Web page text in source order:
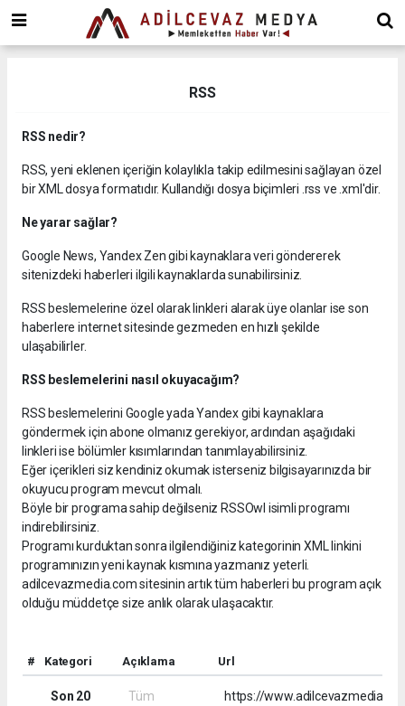
chat
ankara
iluma
RSS
RSS nedir?
RSS, yeni eklenen içeriğin kolaylıkla takip edilmesini sağlayan özel
bir XML dosya formatıdır. Kullandığı dosya biçimleri .rss ve .xml'dir.
Ne yarar sağlar?
Google News, Yandex Zen gibi kaynaklara veri göndererek
sitenizdeki haberleri ilgili kaynaklarda sunabilirsiniz.
RSS beslemelerine özel olarak linkleri alarak üye olanlar ise son
haberlere internet sitesinde gezmeden en hızlı şekilde
ulaşabilirler.
RSS beslemelerini nasıl okuyacağım?
RSS beslemelerini Google yada Yandex gibi kaynaklara
göndermek için abone olmanız gerekiyor, ardından aşağıdaki
linkleri ise bölümler kısımlarından tanımlayabilirsiniz.
Eğer içerikleri siz kendiniz okumak isterseniz bilgisayarınızda bir
okuyucu program mevcut olmalı.
Böyle bir programa sahip değilseniz RSSOwl isimli programı
indirebilirsiniz.
Programı kurduktan sonra ilgilendiğiniz kategorinin XML linkini
programınızın yeni kaynak kısmına yazmanız yeterli.
adilcevazmedia.com sitesinin artık tüm haberleri bu program açık
olduğu müddetçe size anlık olarak ulaşacaktır.
# Kategori Açıklama Url
Son 20
Tüm
https://